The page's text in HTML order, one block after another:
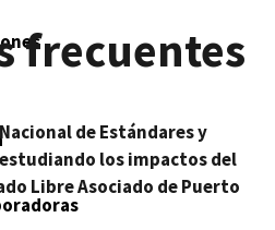
frecuentes
de Estándares y
los impactos del
Libre Asociado de Puerto